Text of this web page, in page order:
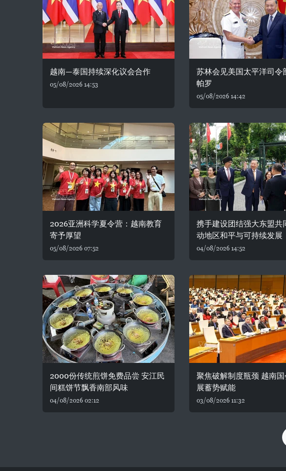
越南—泰国持续深化议会合作
05/08/2026 14:53
苏林会见美国太平洋司令
帕罗
05/08/2026 14:42
2026亚洲科学夏令营：越南教育
寄予厚望
05/08/2026 07:52
携手建设团结强大东盟共
动地区和平与可持续发展
04/08/2026 14:52
2000份传统煎饼免费品尝 安江民
间糕饼节飘香南部风味
04/08/2026 02:12
聚焦破解制度瓶颈 越南
展蓄势赋能
03/08/2026 11:32